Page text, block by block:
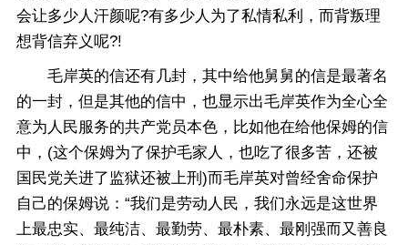
会让多少人汗颜呢?有多少人为了私情私利，而背叛理
想背信弃义呢?!
毛岸英的信还有几封，其中给他舅舅的信是最著名
的一封，但是其他的信中，也显示出毛岸英作为全心全
意为人民服务的共产党员本色，比如他在给他保姆的信
中，(这个保姆为了保护毛家人，也吃了很多苦，还被
国民党关进了监狱还被上刑)而毛岸英对曾经舍命保护
自己的保姆说：“我们是劳动人民，我们永远是这世界
上最忠实、最纯洁、最勤劳、最朴素、最刚强而又善良